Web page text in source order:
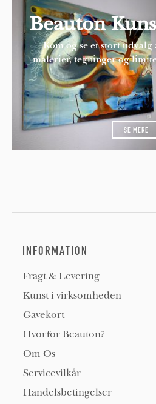
Beauton
Kom og se et stort
malerier, tegninger og
SE MERE
INFORMATION
Fragt & Levering
Kunst i virksomheden
Gavekort
Hvorfor Beauton?
Om Os
Servicevilkår
Handelsbetingelser